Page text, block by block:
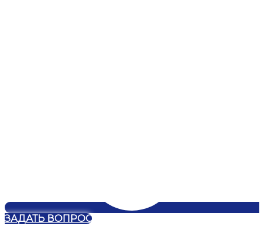
ЗАДАТЬ ВОПРОС